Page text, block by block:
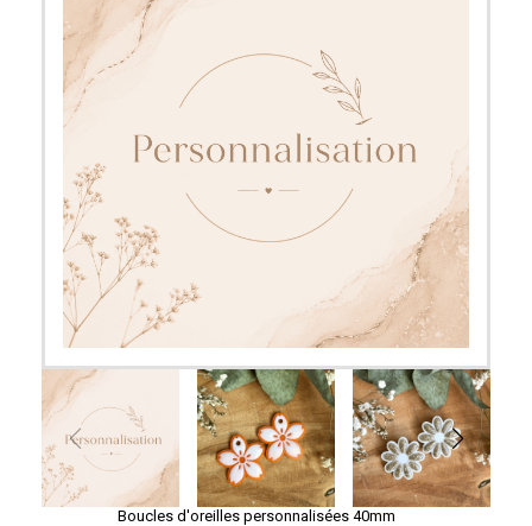
Boucles d'oreilles personnalisées 40mm